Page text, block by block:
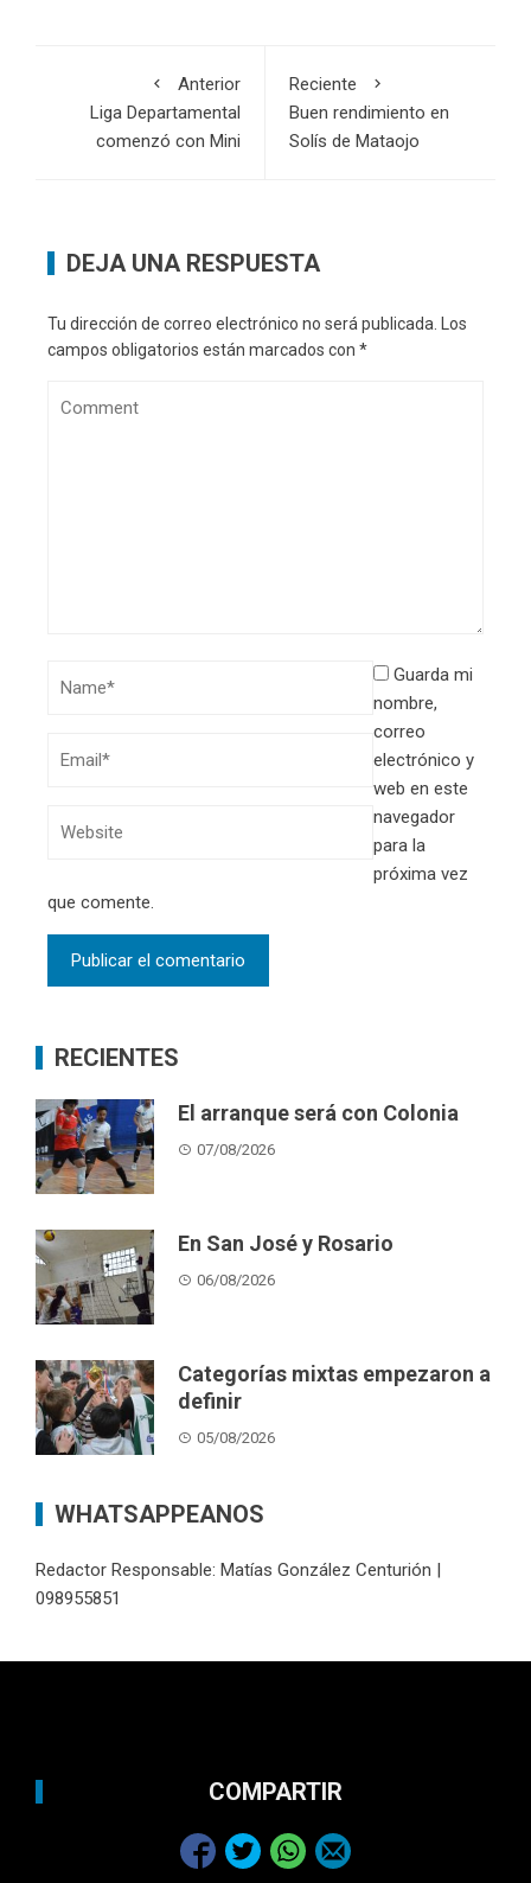
Anterior
Liga Departamental
comenzó con Mini
Reciente
Buen rendimiento en
Solís de Mataojo
DEJA UNA RESPUESTA
Tu dirección de correo electrónico no será publicada.
Los
campos obligatorios están marcados con *
Guarda mi
nombre,
correo
electrónico y
web en este
navegador
para la
próxima vez
que comente.
RECIENTES
El arranque será con Colonia
07/08/2026
En San José y Rosario
06/08/2026
Categorías mixtas empezaron a
definir
05/08/2026
WHATSAPPEANOS
Redactor Responsable: Matías González Centurión |
098955851
COMPARTIR